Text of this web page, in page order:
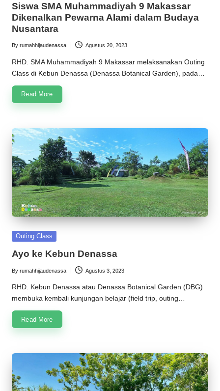
Siswa SMA Muhammadiyah 9 Makassar
Dikenalkan Pewarna Alami dalam Budaya
Nusantara
Posted
by
By rumahhijaudenassa Agustus 20, 2023
RHD. SMA Muhammadiyah 9 Makassar melaksanakan Outing
Class di Kebun Denassa (Denassa Botanical Garden), pada…
Read More
Posted
Outing Class
Ayo ke Kebun Denassa
Posted
by
By rumahhijaudenassa Agustus 3, 2023
RHD. Kebun Denassa atau Denassa Botanical Garden (DBG)
membuka kembali kunjungan belajar (field trip, outing…
Read More